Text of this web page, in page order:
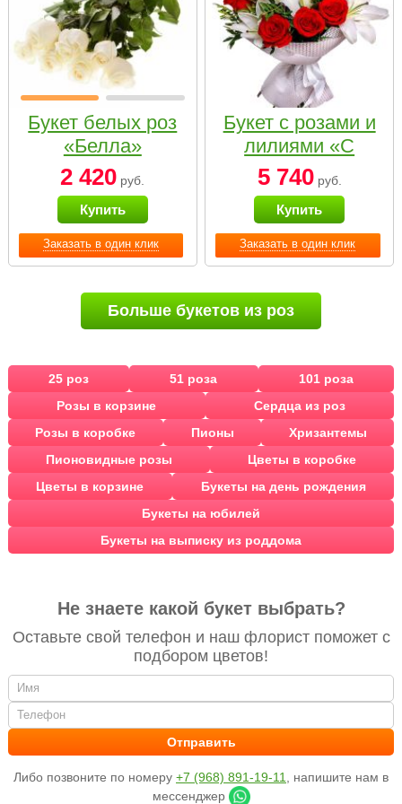
Заказать в один клик
Букет белых роз
«Белла»
2 420 руб.
Купить
Заказать в один клик
Букет с розами и
лилиями «С
наилучшими
пожеланиями»
5 740руб.
Купить
Больше букетов из роз
25 роз 51 роза
101 роза
Розы в корзине
Сердца из роз
Розы в коробке
Пионы
Хризантемы
Пионовидные розы
Цветы в коробке
Цветы в корзине
Букеты на день рождения
Букеты на юбилей
Букеты на выписку из роддома
Не знаете какой букет выбрать?
Оставьте свой телефон и наш флорист поможет с
подбором цветов!
Либо позвоните по номеру +7 (968) 891-19-11
, напишите нам в
мессенджер